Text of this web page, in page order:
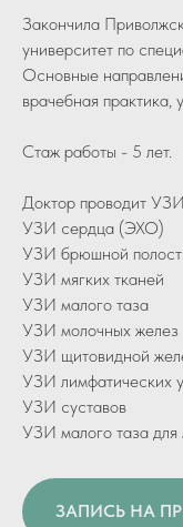
Закончила
университет по
Основные
врачебная практика,
Стаж работы - 5 лет.
Доктор проводит
УЗИ сердца (ЭХО)
УЗИ брюшной
УЗИ мягких тканей
УЗИ малого таза
УЗИ молочных желез
УЗИ щитовидной
УЗИ лимфатических
УЗИ суставов
УЗИ малого таза
ЗАПИСЬ НА